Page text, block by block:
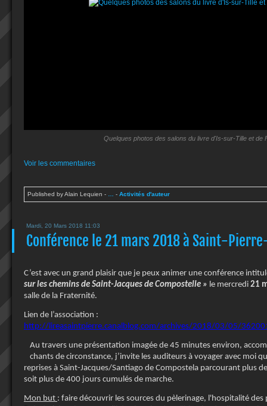
Quelques photos des salons du livre d'Is-sur-Tille et de
Voir les commentaires
Published by Alain Lequien - - Activités d'auteur
Mardi, 20 Mars 2018 11:03
Conférence le 21 mars 2018 à Saint-
C’est avec un grand plaisir que je peux animer une conférence
sur les chemins de Saint-Jacques de Compostelle » le mercredi 21
salle de la Fraternité.
Lien de l’association :
http://lireasaintpierre.canalblog.com/archives/2018/03/05/
Au travers une présentation imagée de 45 minutes environ,
chants de circonstance, j’invite les auditeurs à voyager avec moi
reprises à Saint-Jacques/Santiago de Compostela parcourant plus
soit plus de 400 jours cumulés de marche.
Mon but : faire découvrir les sources du pèlerinage, l'hospitalité des